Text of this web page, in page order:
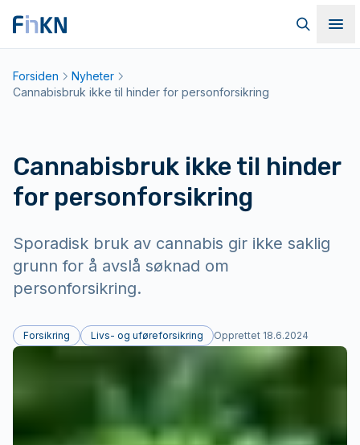
Til forsiden
Søk
Forsiden
Nyheter
Cannabisbruk ikke til hinder for personforsikring
Cannabisbruk ikke til hinder
for personforsikring
Sporadisk bruk av cannabis gir ikke saklig
grunn for å avslå søknad om
personforsikring.
Forsikring Livs- og uføreforsikring Opprettet 18.6.2024